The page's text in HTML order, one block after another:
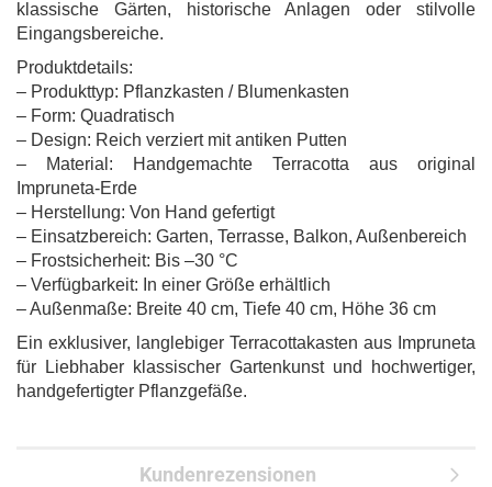
klassische Gärten, historische Anlagen oder stilvolle
Eingangsbereiche.
Produktdetails:
– Produkttyp: Pflanzkasten / Blumenkasten
– Form: Quadratisch
– Design: Reich verziert mit antiken Putten
– Material: Handgemachte Terracotta aus original
Impruneta-Erde
– Herstellung: Von Hand gefertigt
– Einsatzbereich: Garten, Terrasse, Balkon, Außenbereich
– Frostsicherheit: Bis –30 °C
– Verfügbarkeit: In einer Größe erhältlich
– Außenmaße: Breite 40 cm, Tiefe 40 cm, Höhe 36 cm
Ein exklusiver, langlebiger Terracottakasten aus Impruneta
für Liebhaber klassischer Gartenkunst und hochwertiger,
handgefertigter Pflanzgefäße.
Kundenrezensionen